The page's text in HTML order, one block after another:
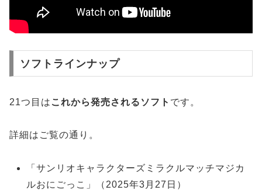
ソフトラインナップ
21つ目は これから発売されるソフト です。
詳細はご覧の通り。
「サンリオキャラクターズミラクルマッチマジカ
ルおにごっこ」（2025年3月27日）